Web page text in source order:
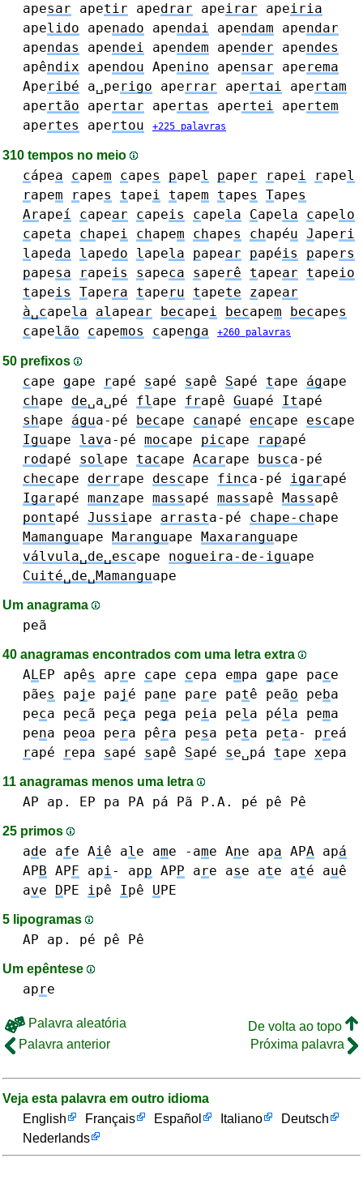
apesar apetir apedrar apeirar apeiria
apelido apenado apendai apendam apendar
apendas apendei apendem apender apendes
apêndix apendou Apenino apensar aperema
Aperibé a␣perigo aperrar apertai apertam
apertão apertar apertas apertei apertem
apertes apertou +225 palavras
310 tempos no meio
cápea capem capes papel paper rapei rapel
rapem rapes tapei tapem tapes Tapes
Arapeí capear capeis capela Capela capelo
capeta chapei chapem chapes chapéu Japeri
lapeda lapedo lapela papear papéis papers
papesa rapeis sapeca saperê tapear tapeio
tapeis Tapera taperu tapete zapear
à␣capela alapear becapei becapem becapes
capelão capemos capenga +260 palavras
50 prefixos
cape gape rapé sapé sapê Sapé tape ágape
chape de␣a␣pé flape frapê Guapé Itapé
shape água-pé becape canapé encape escape
Iguape lava-pé mocape picape rapapé
rodapé solape tacape Acarape busca-pé
checape derrape descape finca-pé igarapé
Igarapé manzape massapé massapê Massapê
pontapé Jussiape arrasta-pé chape-chape
Mamanguape Maranguape Maxaranguape
válvula␣de␣escape nogueira-de-iguape
Cuité␣de␣Mamanguape
Um anagrama
peã
40 anagramas encontrados com uma letra extra
ALEP apês apre cape cepa empa gape pace
pães paj e paj é pane pare patê peão peba
peca pecã peça pega peia pela péla pema
pena peoa pera pêra pesa peta peta- preá
rapé repa sapé sapê Sapé se␣pá tape xepa
11 anagramas menos uma letra
AP ap. EP pa PA pá Pã P.A. pé pê Pê
25 primos
ade afe Aiê ale ame -ame Ane apa APA apá
APB APF api- app APP are ase ate até auê
ave DPE ipê Ipê UPE
5 lipogramas
AP ap. pé pê Pê
Um epêntese
apre
Palavra aleatória
De volta ao topo
Palavra anterior
Próxima palavra
Veja esta palavra em outro idioma
English
Français Español Italiano
Deutsch
Nederlands